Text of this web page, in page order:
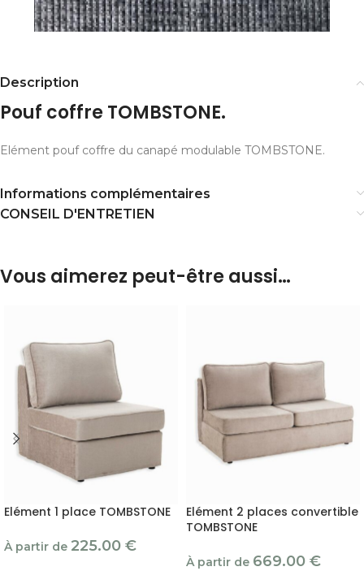
Description
Pouf coffre TOMBSTONE.
Elément pouf coffre du canapé modulable TOMBSTONE.
Informations complémentaires
CONSEIL D'ENTRETIEN
Vous aimerez peut-être aussi…
Elément 1 place TOMBSTONE
À partir de 225.00 €
Elément 2 places convertible
TOMBSTONE
À partir de 669.00 €